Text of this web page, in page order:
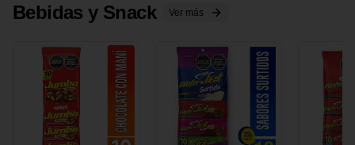
Bebidas y Snack Ver más